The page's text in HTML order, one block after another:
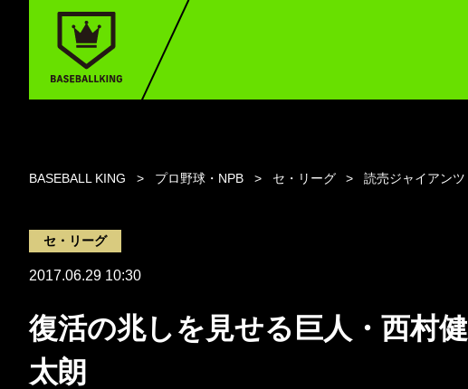
BASEBALL KING プロ野球・NPB セ・リーグ 読売ジャイアンツ
セ・リーグ
2017.06.29 10:30
復活の兆しを見せる巨人・西村健
太朗